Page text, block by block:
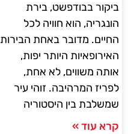
ביקור בבודפשט, בירת
הונגריה, הוא חוויה לכל
החיים. מדובר באחת הבירות
האירופאיות היותר יפות,
אותה משווים, לא אחת,
לפריז המרהיבה. זוהי עיר
שמשלבת בין היסטוריה
קרא עוד »